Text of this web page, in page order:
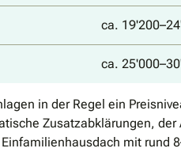
ca.
ca.
in der Regel ein
Zusatzabklärungen,
mit